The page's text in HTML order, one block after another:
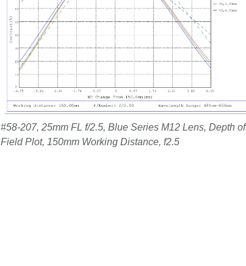
#58-207, 25mm FL f/2.5, Blue Series M12 Lens, Depth of
Field Plot, 150mm Working Distance, f2.5